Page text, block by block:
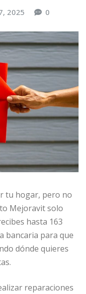
2025 0
tu hogar, pero no
Mejoravit solo
hasta 163
bancaria para que
dónde quieres
reparaciones